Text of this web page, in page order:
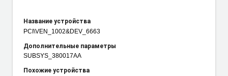
Название устройства
PCI\VEN_1002&DEV_6663
Дополнительные параметры
SUBSYS_380017AA
Похожие устройства